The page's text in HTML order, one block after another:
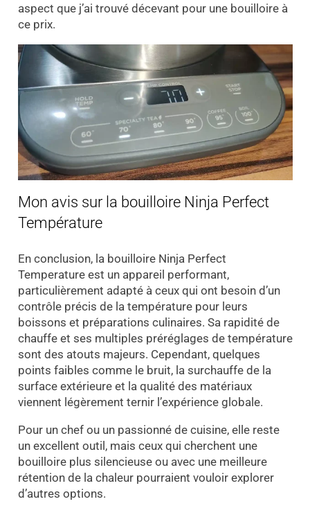
aspect que j’ai trouvé décevant pour une bouilloire à
ce prix.
Mon avis sur la bouilloire Ninja Perfect
Température
En conclusion, la bouilloire Ninja Perfect
Temperature est un appareil performant,
particulièrement adapté à ceux qui ont besoin d’un
contrôle précis de la température pour leurs
boissons et préparations culinaires. Sa rapidité de
chauffe et ses multiples préréglages de température
sont des atouts majeurs. Cependant, quelques
points faibles comme le bruit, la surchauffe de la
surface extérieure et la qualité des matériaux
viennent légèrement ternir l’expérience globale.
Pour un chef ou un passionné de cuisine, elle reste
un excellent outil, mais ceux qui cherchent une
bouilloire plus silencieuse ou avec une meilleure
rétention de la chaleur pourraient vouloir explorer
d’autres options.